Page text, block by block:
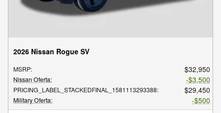
2026 Nissan Rogue SV
MSRP: $32,950
Nissan Oferta: $3,500
PRICING_LABEL_STACKEDFINAL_1581113293388: $29,450
Military Oferta: $500